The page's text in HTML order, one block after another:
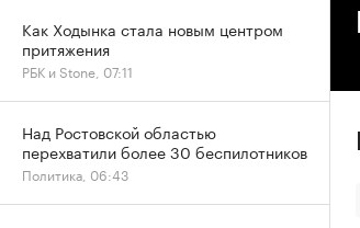
Как Ходынка стала новым центром
притяжения
РБК и Stone, 07:11
Над Ростовской областью
перехватили более 30 беспилотников
Политика, 06:43